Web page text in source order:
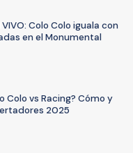
Colo Colo iguala con
en el Monumental
Colo vs Racing? Cómo y
2025